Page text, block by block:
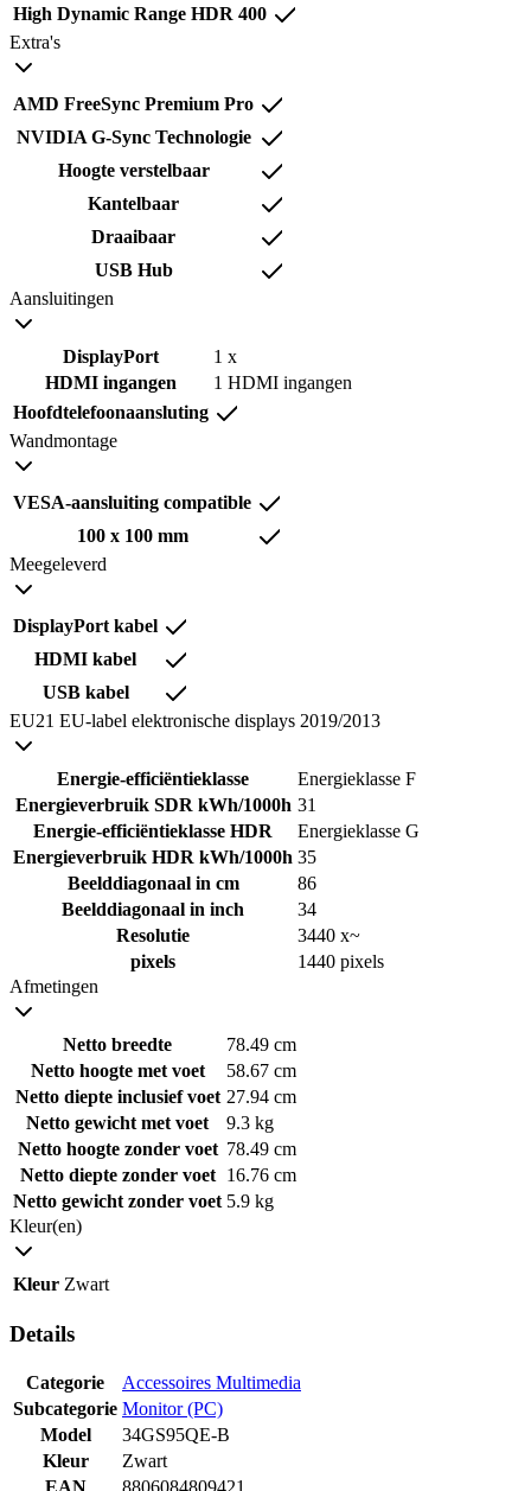
High Dynamic Range HDR 400
Extra's
AMD FreeSync Premium Pro
NVIDIA G-Sync Technologie
Hoogte verstelbaar
Kantelbaar
Draaibaar
USB Hub
Aansluitingen
DisplayPort
1 x
HDMI ingangen
1 HDMI ingangen
Hoofdtelefoonaansluting
Wandmontage
VESA-aansluiting compatible
100 x 100 mm
Meegeleverd
DisplayPort kabel
HDMI kabel
USB kabel
EU21 EU-label elektronische displays 2019/2013
Energie-efficiëntieklasse
Energieklasse F
Energieverbruik SDR kWh/1000h 31
Energie-efficiëntieklasse HDR
Energieklasse G
Energieverbruik HDR kWh/1000h 35
Beelddiagonaal in cm
86
Beelddiagonaal in inch
34
Resolutie
3440 x~
pixels
1440 pixels
Afmetingen
Netto breedte
78.49 cm
Netto hoogte met voet
58.67 cm
Netto diepte inclusief voet 27.94 cm
Netto gewicht met voet
9.3 kg
Netto hoogte zonder voet 78.49 cm
Netto diepte zonder voet
16.76 cm
Netto gewicht zonder voet 5.9 kg
Kleur(en)
Kleur Zwart
Details
Categorie
Accessoires Multimedia
Subcategorie Monitor (PC)
Model
34GS95QE-B
Kleur
Zwart